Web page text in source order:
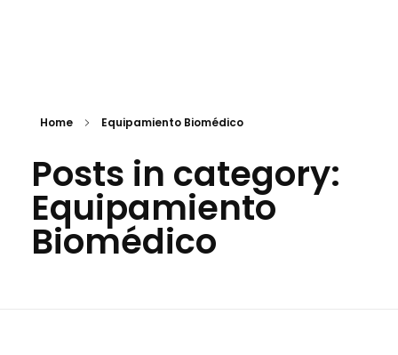
Home Equipamiento Biomédico
Posts in category:
Equipamiento
Biomédico